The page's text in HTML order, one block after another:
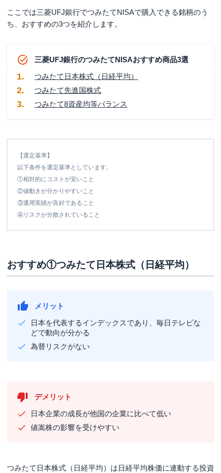
ここでは三菱UFJ銀行でつみたてNISAで購入できる銘柄のう
ち、おすすめの3つを紹介します。
三菱UFJ銀行のつみたてNISAおすすめ商品3選
つみたて日本株式（日経平均）
つみたて先進国株式
つみたて8資産均等バランス
【選定基準】
以下条件を選定基準としています。
①相対的にコストが安いこと
②値動きが分かりやすいこと
③運用実績が良好であること
④リスクが分散されていること
おすすめ①つみたて日本株式（日経平均）
メリット
日本を代表するインデックスであり、毎日テレビな
どで動向が分かる
為替リスクがない
デメリット
日本企業の成長が他国の企業に比べて低い
値嵩株の影響を受けやすい
つみたて日本株式（日経平均）は日経平均株価に連動する投資